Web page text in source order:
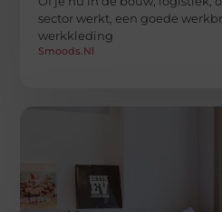
sector werkt, een goede
werkkleding
Smoods.nl